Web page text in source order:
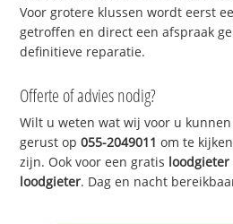
Voor grotere klussen wordt eerst
getroffen en direct een afspraak
definitieve reparatie.
Offerte of advies nodig?
Wilt u weten wat wij voor u
gerust op055-2049011 om te
zijn. Ook voor een gratis loodgieter
loodgieter. Dag en nacht